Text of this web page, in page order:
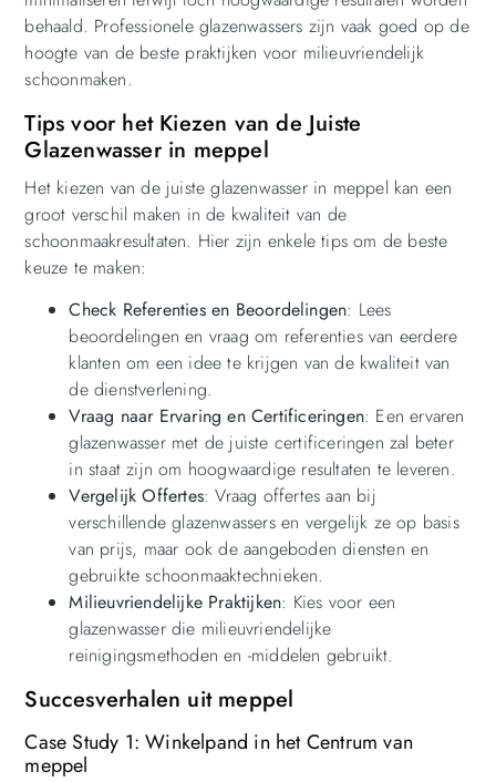
behaald. Professionele glazenwassers zijn vaak goed op de
hoogte van de beste praktijken voor milieuvriendelijk
schoonmaken.
Tips voor het Kiezen van de Juiste
Glazenwasser in meppel
Het kiezen van de juiste glazenwasser in meppel kan een
groot verschil maken in de kwaliteit van de
schoonmaakresultaten. Hier zijn enkele tips om de beste
keuze te maken:
Check Referenties en Beoordelingen: Lees
beoordelingen en vraag om referenties van eerdere
klanten om een idee te krijgen van de kwaliteit van
de dienstverlening.
Vraag naar Ervaring en Certificeringen: Een ervaren
glazenwasser met de juiste certificeringen zal beter
in staat zijn om hoogwaardige resultaten te leveren.
Vergelijk Offertes: Vraag offertes aan bij
verschillende glazenwassers en vergelijk ze op basis
van prijs, maar ook de aangeboden diensten en
gebruikte schoonmaaktechnieken.
Milieuvriendelijke Praktijken: Kies voor een
glazenwasser die milieuvriendelijke
reinigingsmethoden en -middelen gebruikt.
Succesverhalen uit meppel
Case Study 1: Winkelpand in het Centrum van
meppel